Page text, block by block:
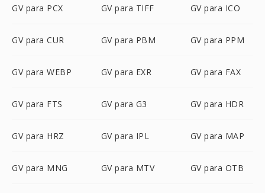
GV para PCX GV para TIFF GV para ICO
GV para CUR GV para PBM GV para PPM
GV para WEBP GV para EXR GV para FAX
GV para FTS GV para G3 GV para HDR
GV para HRZ GV para IPL GV para MAP
GV para MNG GV para MTV GV para OTB